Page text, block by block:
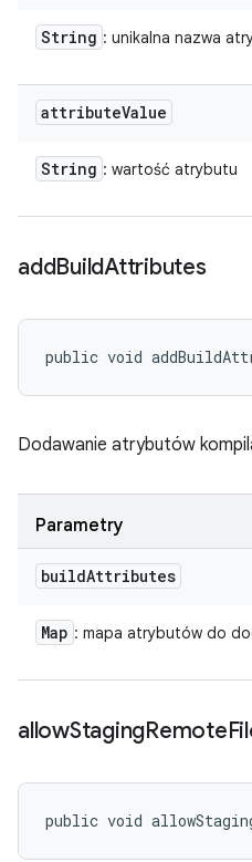
String : unikalna nazwa
attributeValue
String : wartość atrybutu
addBuildAttributes
public void
Dodawanie atrybutów
Parametry
buildAttributes
Map : mapa atrybutów do
allowStagingRemote
public void